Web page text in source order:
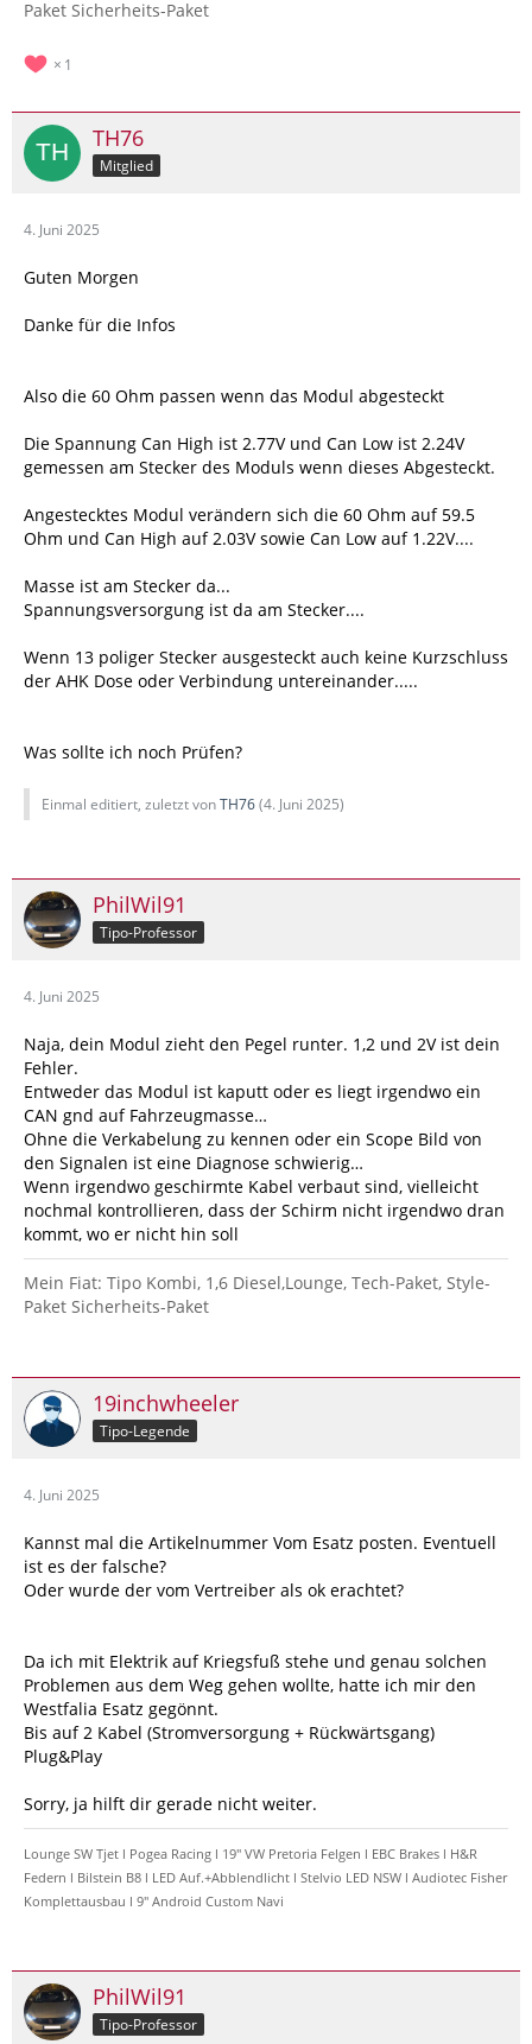
Paket Sicherheits-Paket
1
TH76
Mitglied
4. Juni 2025
Guten Morgen
Danke für die Infos
Also die 60 Ohm passen wenn das Modul abgesteckt
Die Spannung Can High ist 2.77V und Can Low ist 2.24V
gemessen am Stecker des Moduls wenn dieses Abgesteckt.
Angestecktes Modul verändern sich die 60 Ohm auf 59.5
Ohm und Can High auf 2.03V sowie Can Low auf 1.22V....
Masse ist am Stecker da...
Spannungsversorgung ist da am Stecker....
Wenn 13 poliger Stecker ausgesteckt auch keine Kurzschluss
der AHK Dose oder Verbindung untereinander.....
Was sollte ich noch Prüfen?
Einmal editiert, zuletzt vonTH76(4. Juni 2025)
PhilWil91
Tipo-Professor
4. Juni 2025
Naja, dein Modul zieht den Pegel runter. 1,2 und 2V ist dein
Fehler.
Entweder das Modul ist kaputt oder es liegt irgendwo ein
CAN gnd auf Fahrzeugmasse…
Ohne die Verkabelung zu kennen oder ein Scope Bild von
den Signalen ist eine Diagnose schwierig…
Wenn irgendwo geschirmte Kabel verbaut sind, vielleicht
nochmal kontrollieren, dass der Schirm nicht irgendwo dran
kommt, wo er nicht hin soll
Mein Fiat: Tipo Kombi, 1,6 Diesel,Lounge, Tech-Paket, Style-
Paket Sicherheits-Paket
19inchwheeler
Tipo-Legende
4. Juni 2025
Kannst mal die Artikelnummer Vom Esatz posten. Eventuell
ist es der falsche?
Oder wurde der vom Vertreiber als ok erachtet?
Da ich mit Elektrik auf Kriegsfuß stehe und genau solchen
Problemen aus dem Weg gehen wollte, hatte ich mir den
Westfalia Esatz gegönnt.
Bis auf 2 Kabel (Stromversorgung + Rückwärtsgang)
Plug&Play
Sorry, ja hilft dir gerade nicht weiter.
Lounge SW Tjet l Pogea Racing l 19" VW Pretoria Felgen l EBC Brakes l H&R
Federn l Bilstein B8 l LED Auf.+Abblendlicht l Stelvio LED NSW l Audiotec Fisher
Komplettausbau l 9" Android Custom Navi
PhilWil91
Tipo-Professor